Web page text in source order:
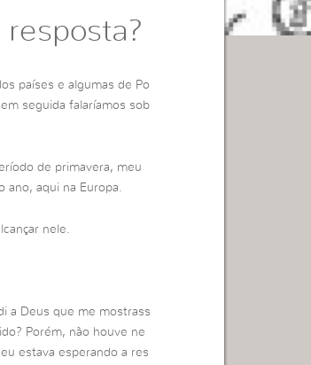
resposta?
países e algumas de Po
seguida falaríamos sob
de primavera, meu
ano, aqui na Europa.
nele.
a Deus que me mostrass
Porém, não houve ne
estava esperando a res